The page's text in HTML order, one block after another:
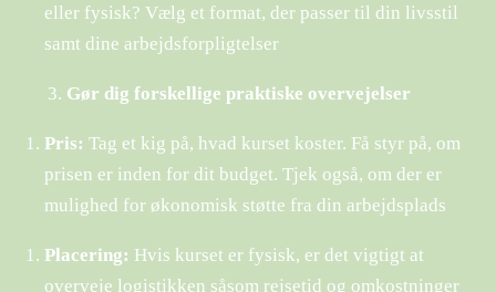
eller fysisk? Vælg et format, der passer til din livsstil
samt dine arbejdsforpligtelser
Gør dig forskellige praktiske overvejelser
Pris:Tag et kig på, hvad kurset koster. Få styr på, om
prisen er inden for dit budget. Tjek også, om der er
mulighed for økonomisk støtte fra din arbejdsplads
Placering: Hvis kurset er fysisk, er det vigtigt at
overveje logistikken såsom rejsetid og omkostninger